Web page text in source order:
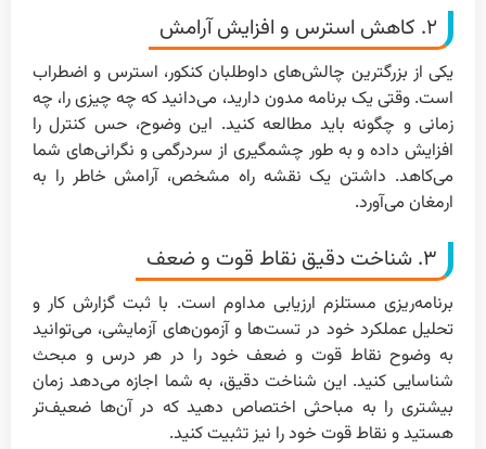
۲. کاهش استرس و افزایش آرامش
یکی از بزرگترین چالش‌های داوطلبان کنکور، استرس و اضطراب
است. وقتی یک برنامه مدون دارید، می‌دانید که چه چیزی را، چه
زمانی و چگونه باید مطالعه کنید. این وضوح، حس کنترل را
افزایش داده و به طور چشمگیری از سردرگمی و نگرانی‌های شما
می‌کاهد. داشتن یک نقشه راه مشخص، آرامش خاطر را به
ارمغان می‌آورد.
۳. شناخت دقیق نقاط قوت و ضعف
برنامه‌ریزی مستلزم ارزیابی مداوم است. با ثبت گزارش کار و
تحلیل عملکرد خود در تست‌ها و آزمون‌های آزمایشی، می‌توانید
به وضوح نقاط قوت و ضعف خود را در هر درس و مبحث
شناسایی کنید. این شناخت دقیق، به شما اجازه می‌دهد زمان
بیشتری را به مباحثی اختصاص دهید که در آن‌ها ضعیف‌تر
هستید و نقاط قوت خود را نیز تثبیت کنید.